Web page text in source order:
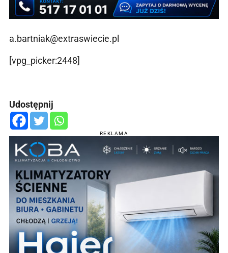
a.bartniak@extraswiecie.pl
[vpg_picker:2448]
Udostępnij
REKLAMA